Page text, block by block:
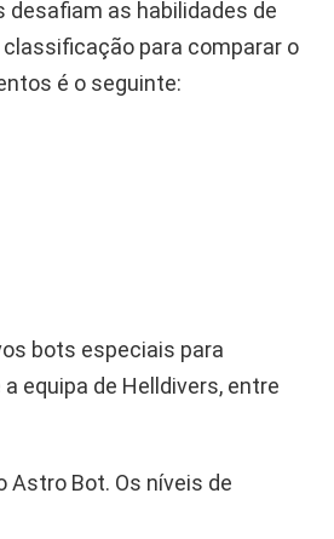
desafiam as habilidades de
para comparar o
é o seguinte:
bots especiais para
equipa de Helldivers, entre
Astro Bot. Os níveis de